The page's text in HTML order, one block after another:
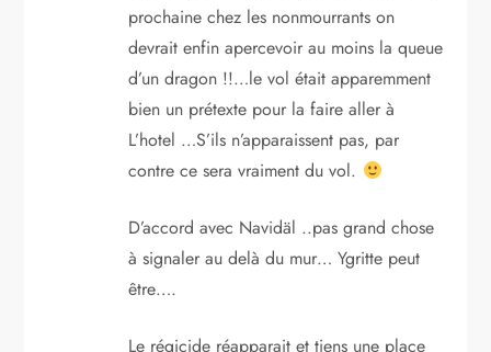
prochaine chez les nonmourrants on
devrait enfin apercevoir au moins la queue
d’un dragon !!…le vol était apparemment
bien un prétexte pour la faire aller à
L’hotel …S’ils n’apparaissent pas, par
contre ce sera vraiment du vol.
D’accord avec Navidäl ..pas grand chose
à signaler au delà du mur… Ygritte peut
être….
Le régicide réapparait et tiens une place